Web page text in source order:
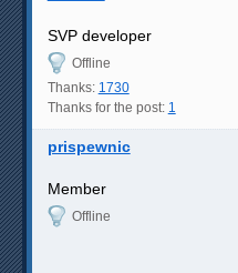
SVP developer
Offline
Thanks: 1730
Thanks for the post: 1
prispewnic
Member
Offline